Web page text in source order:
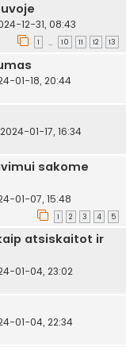
12-31, 08:43
1 … 10 11 12 13
01-18, 20:44
2024-01-17, 16:34
sakome
01-07, 15:48
1 2 3 4 5
atsiskaitot ir
01-04, 23:02
01-04, 22:34